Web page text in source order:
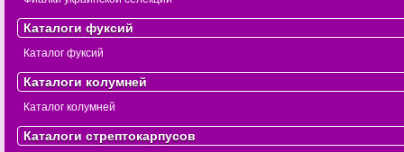
Каталоги фуксий
Каталог фуксий
Каталоги колумней
Каталог колумней
Каталоги стрептокарпусов